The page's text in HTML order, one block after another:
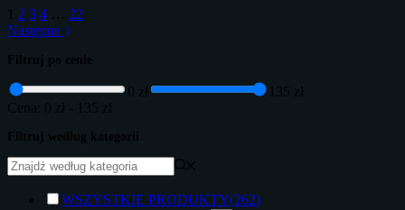
2 3 4 … 22
Następne
Filtruj po cenie
0 zł
135 zł
Cena: 0 zł - 135 zł
Filtruj według kategorii
WSZYSTKIE PRODUKTY(262)